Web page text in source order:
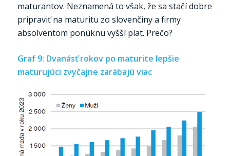
maturantov. Neznamená to však, že sa stačí dobre
pripraviť na maturitu zo slovenčiny a firmy
absolventom ponúknu vyšší plat. Prečo?
Graf 9: Dvanásť rokov po maturite lepšie
maturujúci zvyčajne zarábajú viac